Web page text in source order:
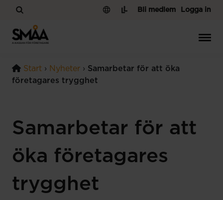
Hoppa till innehåll
Logga in
Bli medlem
Start › Nyheter › Samarbetar för att öka
företagares trygghet
Samarbetar för att
öka företagares
trygghet